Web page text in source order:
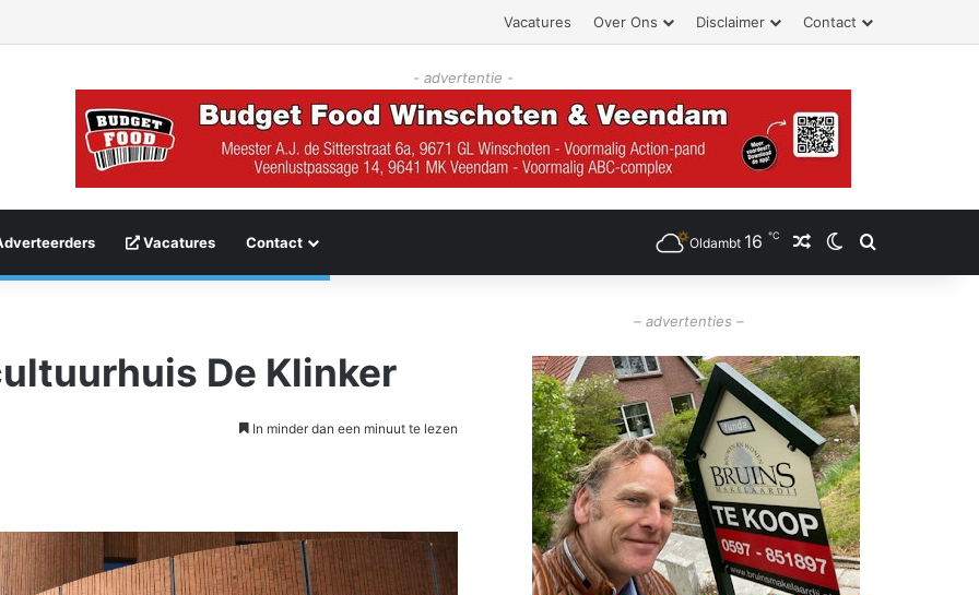
Vacatures Over Ons Disclaimer Contact
- advertentie -
Vacatures Contact Oldambt 16 ℃ Willekeurig artikel
Switch skin
Zoeken
De Klinker
In minder dan een minuut te lezen
– advertenties –